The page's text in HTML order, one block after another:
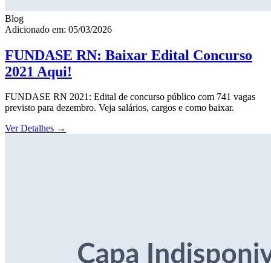
Blog
Adicionado em: 05/03/2026
FUNDASE RN: Baixar Edital Concurso
2021 Aqui!
FUNDASE RN 2021: Edital de concurso público com 741 vagas
previsto para dezembro. Veja salários, cargos e como baixar.
Ver Detalhes →